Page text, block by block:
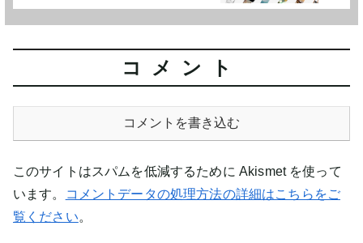
コメント
コメントを書き込む
このサイトはスパムを低減するために Akismet を使って
います。
コメントデータの処理方法の詳細はこちらをご
覧ください。